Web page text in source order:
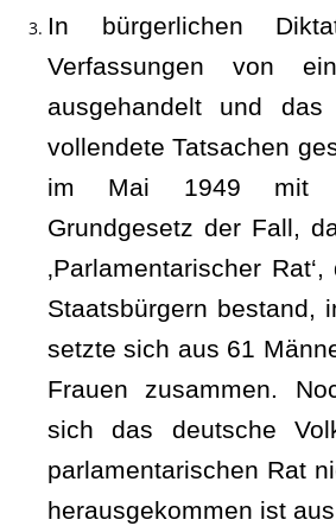
In bürgerlichen
Verfassungen von
ausgehandelt und
vollendete Tatsachen
im Mai 1949 mit
Grundgesetz der Fall,
‚Parlamentarischer
Staatsbürgern bestand,
setzte sich aus 61
Frauen zusammen.
sich das deutsche
parlamentarischen Rat
herausgekommen ist